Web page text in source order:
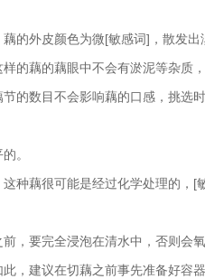
外皮颜色为微[敏感词]，散发出
藕的藕眼中不会有淤泥等杂质，
数目不会影响藕的口感，挑选时
。
藕很可能是经过化学处理的，[敏
要完全浸泡在清水中，否则会氧
建议在切藕之前事先准备好容器